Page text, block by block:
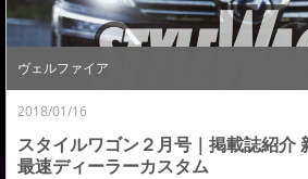
ヴェルファイア
2018/01/16
スタイルワゴン２月号｜掲載誌紹介
最速ディーラーカスタム